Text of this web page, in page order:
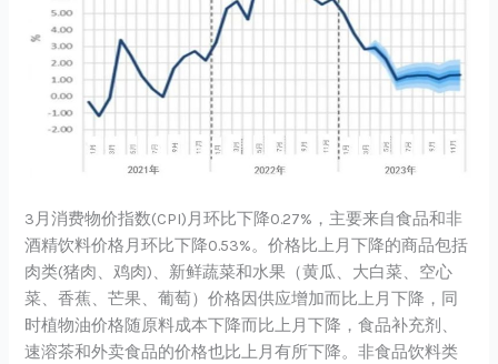
3月消费物价指数(CPI)月环比下降0.27%，主要来自食品和非
酒精饮料价格月环比下降0.53%。价格比上月下降的商品包括
肉类(猪肉、鸡肉)、新鲜蔬菜和水果（黄瓜、大白菜、空心
菜、香蕉、芒果、葡萄）价格因供应增加而比上月下降，同
时植物油价格随原料成本下降而比上月下降，食品补充剂、
速溶茶和外卖食品的价格也比上月有所下降。非食品饮料类